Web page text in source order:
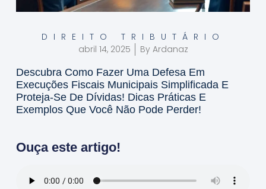
DIREITO TRIBUTÁRIO
abril 14, 2025
ByArdanaz
Descubra Como Fazer Uma Defesa Em
Execuções Fiscais Municipais Simplificada E
Proteja-Se De Dívidas! Dicas Práticas E
Exemplos Que Você Não Pode Perder!
Ouça este artigo!